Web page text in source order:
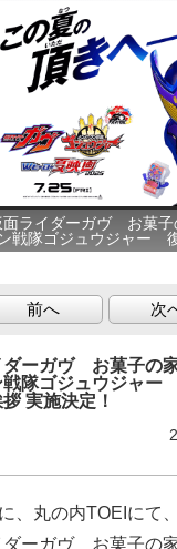
面ライダーガヴ お菓
戦隊ゴジュウジャー
前へ 次
ダーガヴ お菓子の
戦隊ゴジュウジャ
実施決定！
、丸の内TOEIにて、
ーガヴ お菓子の家